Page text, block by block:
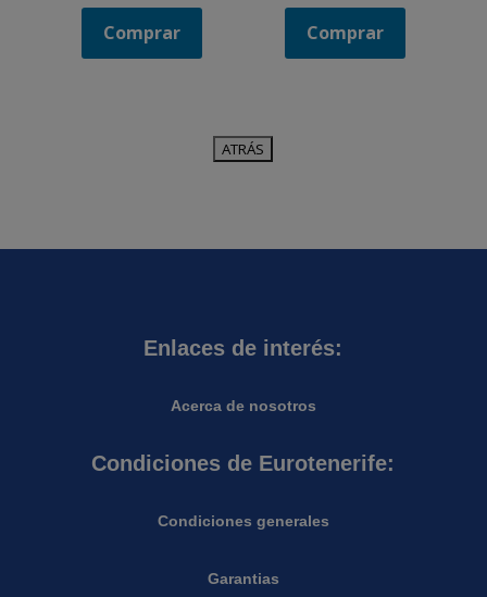
Comprar Comprar
Enlaces de interés:
Acerca de nosotros
Condiciones de Eurotenerife:
Condiciones generales
Garantias